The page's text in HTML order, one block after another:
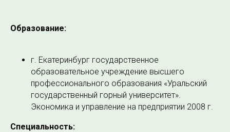
Образование:
г. Екатеринбург государственное
образовательное учреждение высшего
профессионального образования «Уральский
государственный горный университет».
Экономика и управление на предприятии 2008 г.
Специальность: